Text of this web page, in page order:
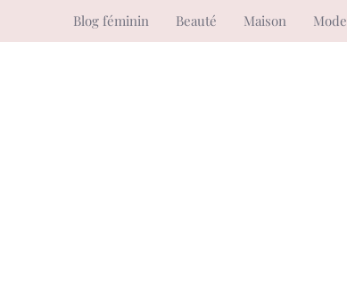
au
Blog féminin Beauté Maison Mode